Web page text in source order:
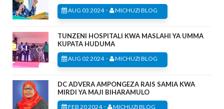
AUG 03 2024- MICHUZI BLOG
TUNZENI HOSPITALI KWA MASLAHI YA UMMA
KUPATA HUDUMA
AUG 02 2024- MICHUZI BLOG
DC ADVERA AMPONGEZA RAIS SAMIA KWA
MIRDI YA MAJI BIHARAMULO
FEB 20 2024- MICHUZI BLOG